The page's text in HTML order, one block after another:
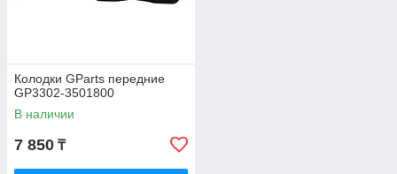
Колодки GParts передние
GP3302-3501800
В наличии
7 850 ₸